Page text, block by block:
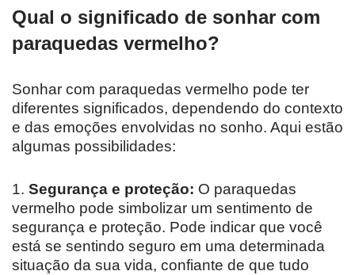
Qual o significado de sonhar com
paraquedas vermelho?
Sonhar com paraquedas vermelho pode ter
diferentes significados, dependendo do contexto
e das emoções envolvidas no sonho. Aqui estão
algumas possibilidades:
1. Segurança e proteção: O paraquedas
vermelho pode simbolizar um sentimento de
segurança e proteção. Pode indicar que você
está se sentindo seguro em uma determinada
situação da sua vida, confiante de que tudo